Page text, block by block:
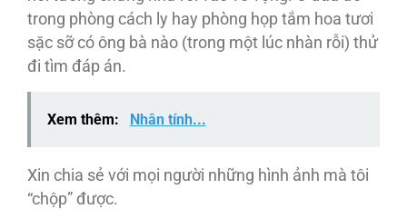
trong phòng cách ly hay phòng họp tắm hoa tươi
sặc sỡ có ông bà nào (trong một lúc nhàn rỗi) thử
đi tìm đáp án.
Xem thêm: Nhân tính...
Xin chia sẻ với mọi người những hình ảnh mà tôi
“chộp” được.